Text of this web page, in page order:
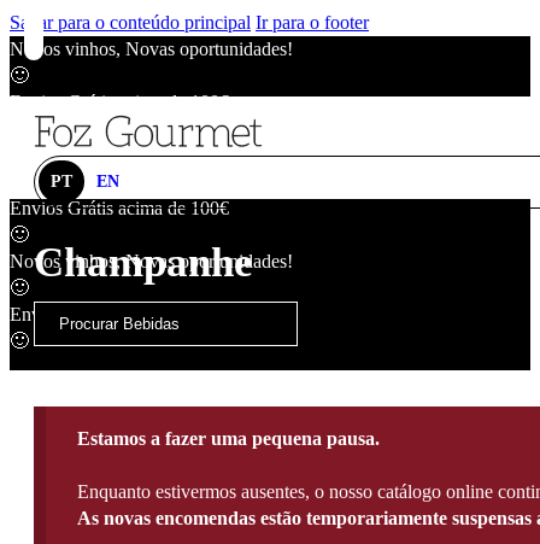
Saltar para o conteúdo principal Ir para o footer
Novos vinhos, Novas oportunidades!
🙂
Envios Grátis acima de 100€
Novos vinhos, Novas oportunidades!
Envios Grátis acima de 100€
🙂
Novos vinhos, Novas oportunidades!
🙂
Envios Grátis acima de 100€
🙂
PT EN
Champanhe
Estamos a fazer uma pequena pausa.
Enquanto estivermos ausentes, o nosso catálogo online
As novas encomendas estão temporariamente suspensas